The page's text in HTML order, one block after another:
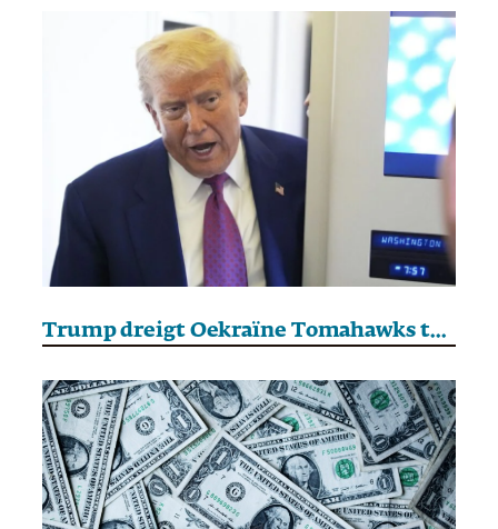
Trump dreigt Oekraïne Tomahawks te leveren als Poetin niet inzet op vrede